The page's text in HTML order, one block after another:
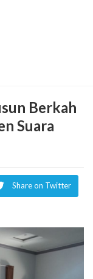
Berkah
Suara
Share on Twitter